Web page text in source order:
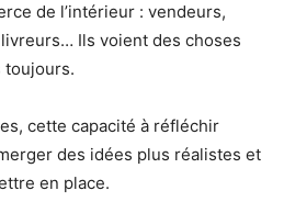
de l’intérieur : vendeurs,
Ils voient des choses
toujours.
cette capacité à réfléchir
des idées plus réalistes et
en place.